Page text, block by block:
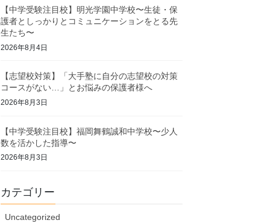
【中学受験注目校】明光学園中学校〜生徒・保
護者としっかりとコミュニケーションをとる先
生たち〜
2026年8月4日
【志望校対策】「大手塾に自分の志望校の対策
コースがない…」とお悩みの保護者様へ
2026年8月3日
【中学受験注目校】福岡舞鶴誠和中学校〜少人
数を活かした指導〜
2026年8月3日
カテゴリー
Uncategorized